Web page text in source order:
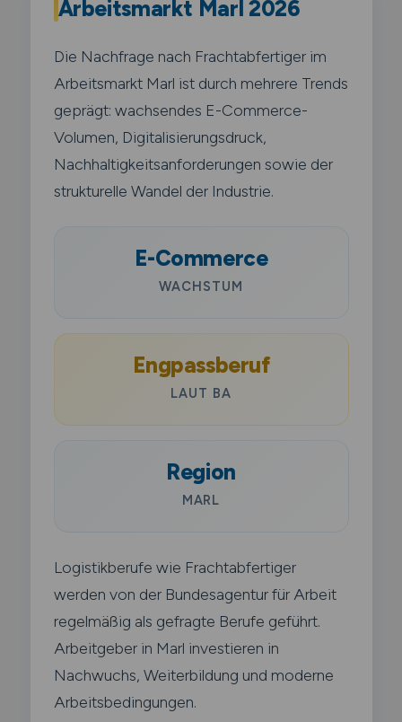
Arbeitsmarkt Marl 2026
Die Nachfrage nach Frachtabfertiger im
Arbeitsmarkt Marl ist durch mehrere Trends
geprägt: wachsendes E-Commerce-
Volumen, Digitalisierungsdruck,
Nachhaltigkeitsanforderungen sowie der
strukturelle Wandel der Industrie.
E-Commerce
WACHSTUM
Engpassberuf
LAUT BA
Region
MARL
Logistikberufe wie Frachtabfertiger
werden von der Bundesagentur für Arbeit
regelmäßig als gefragte Berufe geführt.
Arbeitgeber in Marl investieren in
Nachwuchs, Weiterbildung und moderne
Arbeitsbedingungen.